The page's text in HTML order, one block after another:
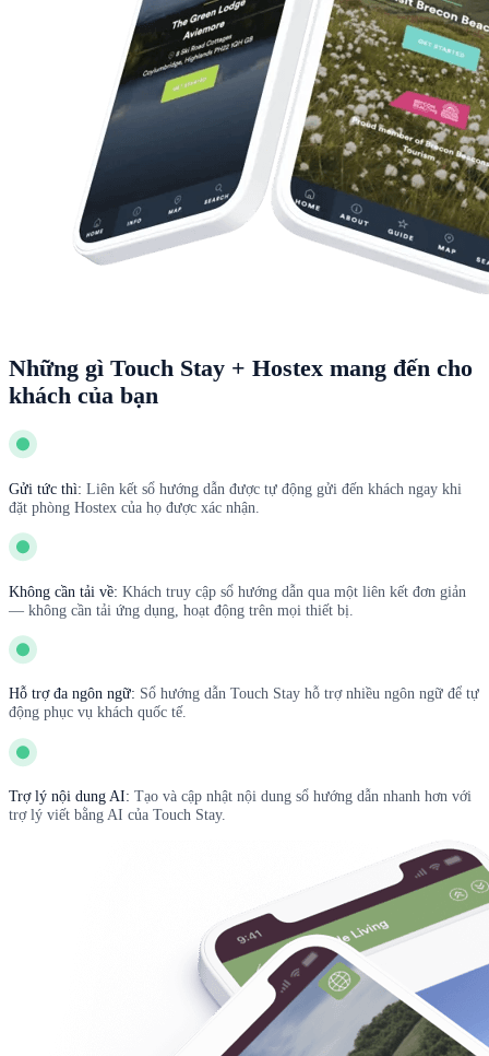
Những gì Touch Stay + Hostex mang đến cho
khách của bạn
Gửi tức thì: Liên kết sổ hướng dẫn được tự động gửi đến khách ngay khi
đặt phòng Hostex của họ được xác nhận.
Không cần tải về: Khách truy cập sổ hướng dẫn qua một liên kết đơn giản
— không cần tải ứng dụng, hoạt động trên mọi thiết bị.
Hỗ trợ đa ngôn ngữ: Sổ hướng dẫn Touch Stay hỗ trợ nhiều ngôn ngữ để tự
động phục vụ khách quốc tế.
Trợ lý nội dung AI: Tạo và cập nhật nội dung sổ hướng dẫn nhanh hơn với
trợ lý viết bằng AI của Touch Stay.